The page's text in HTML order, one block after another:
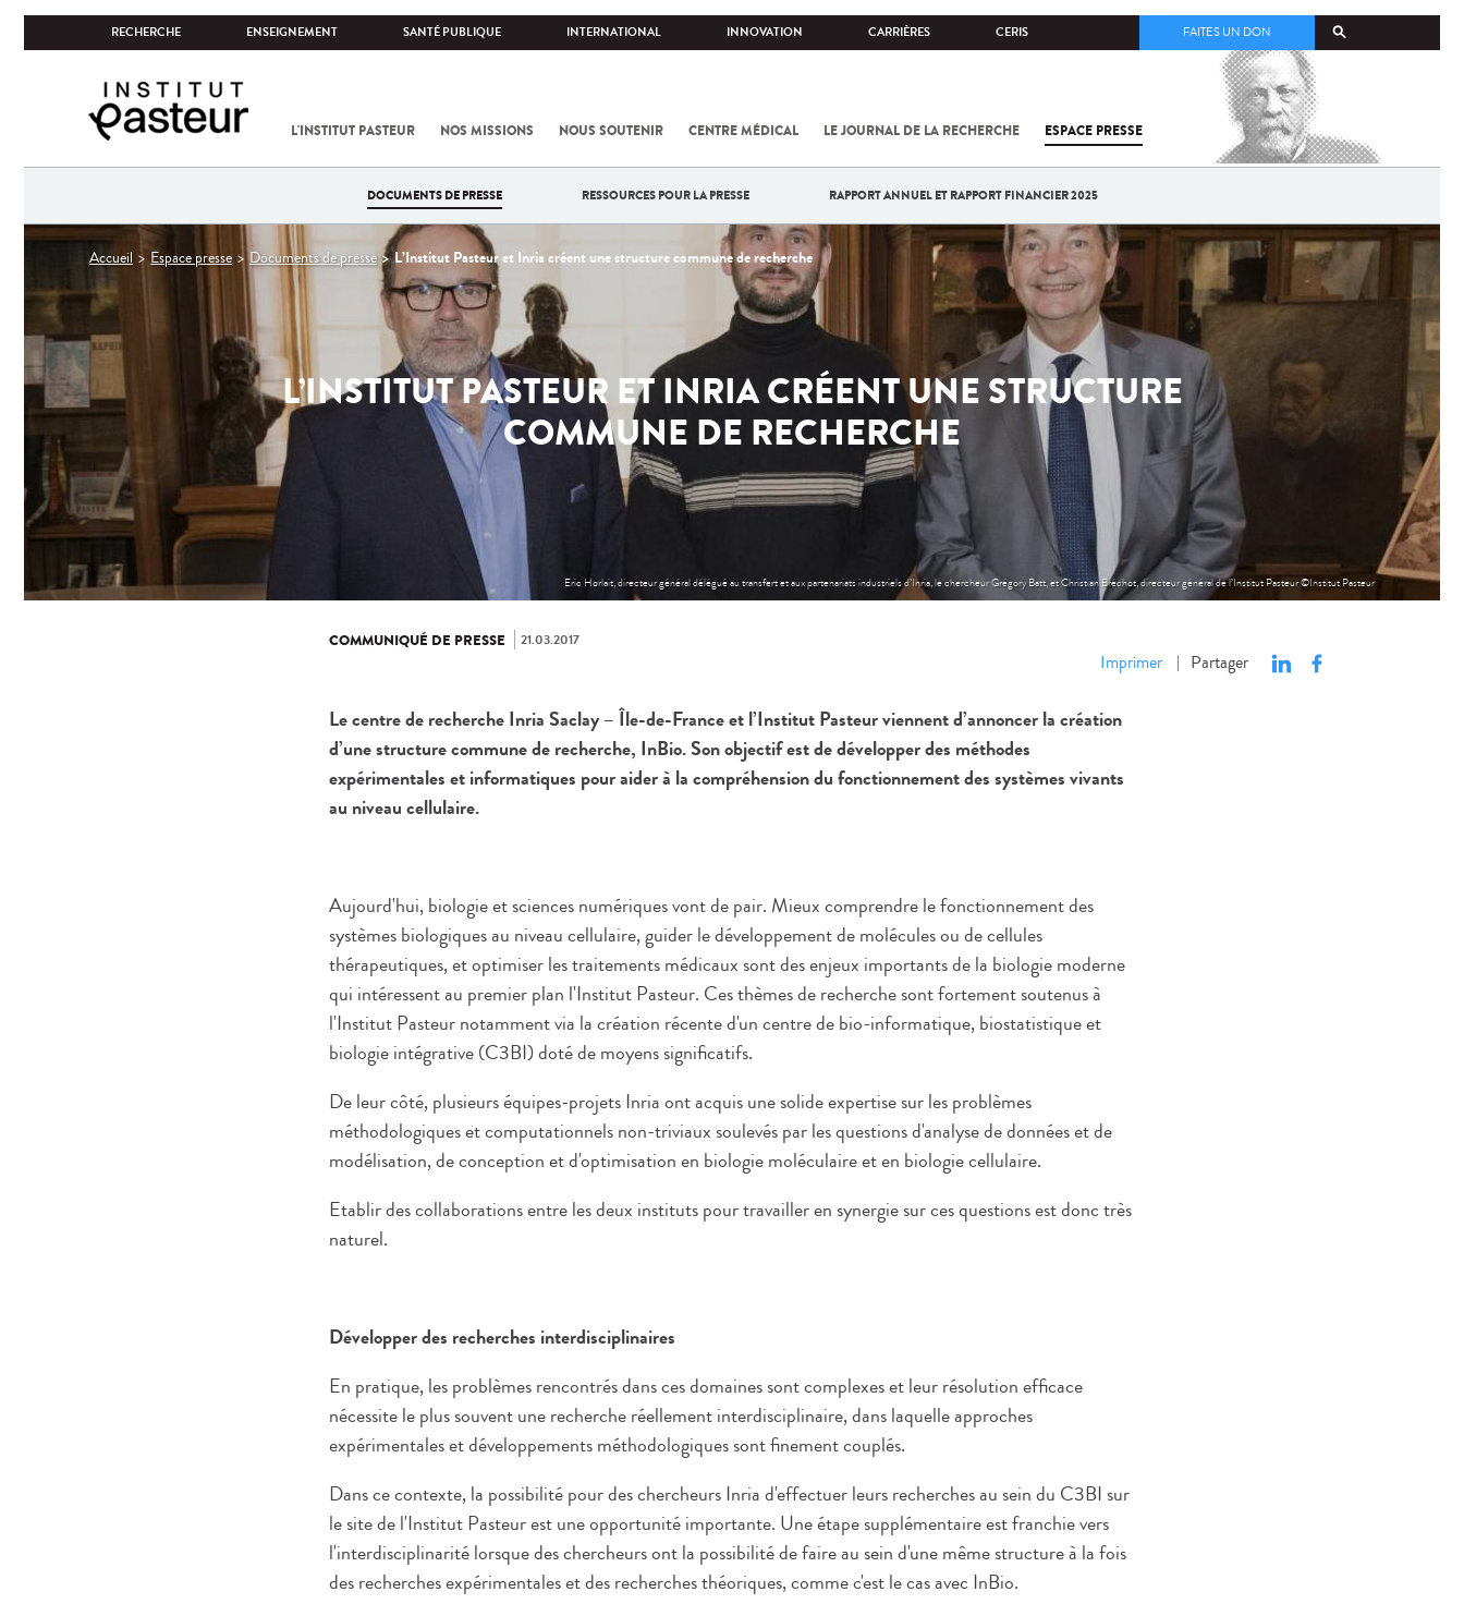
RECHERCHE ENSEIGNEMENT SANTÉ PUBLIQUE INTERNATIONAL INNOVATION CARRIÈRES CERIS FAITES UN DON
L'INSTITUT PASTEUR NOS MISSIONS NOUS SOUTENIR CENTRE MÉDICAL LE JOURNAL DE LA RECHERCHE ESPACE PRESSE
COV-2 /
L'INSTITUT
PASTEUR
DOCUMENTS DE PRESSE RESSOURCES POUR LA PRESSE RAPPORT ANNUEL ET RAPPORT FINANCIER 2025
Vous
êtes
ici
Accueil Espace presse Documents de presse L’Institut Pasteur et Inria créent une structure commune de recherche
L’INSTITUT PASTEUR ET INRIA CRÉENT UNE STRUCTURE
COMMUNE DE RECHERCHE
Eric Horlait, directeur général délégué au transfert et aux partenariats industriels d’Inria, le chercheur Grégory Batt, et Christian Bréchot, directeur général de l’Institut Pasteur ©Institut Pasteur
COMMUNIQUÉ DE PRESSE 21.03.2017
Imprimer | Partager
Le centre de recherche Inria Saclay – Île-de-France et l’Institut Pasteur viennent d’annoncer la création
d’une structure commune de recherche, InBio. Son objectif est de développer des méthodes
expérimentales et informatiques pour aider à la compréhension du fonctionnement des systèmes vivants
au niveau cellulaire.
Aujourd'hui, biologie et sciences numériques vont de pair. Mieux comprendre le fonctionnement des
systèmes biologiques au niveau cellulaire, guider le développement de molécules ou de cellules
thérapeutiques, et optimiser les traitements médicaux sont des enjeux importants de la biologie moderne
qui intéressent au premier plan l'Institut Pasteur. Ces thèmes de recherche sont fortement soutenus à
l'Institut Pasteur notamment via la création récente d'un centre de bio-informatique, biostatistique et
biologie intégrative (C3BI) doté de moyens significatifs.
De leur côté, plusieurs équipes-projets Inria ont acquis une solide expertise sur les problèmes
méthodologiques et computationnels non-triviaux soulevés par les questions d'analyse de données et de
modélisation, de conception et d'optimisation en biologie moléculaire et en biologie cellulaire.
Etablir des collaborations entre les deux instituts pour travailler en synergie sur ces questions est donc très
naturel.
Développer des recherches interdisciplinaires
En pratique, les problèmes rencontrés dans ces domaines sont complexes et leur résolution efficace
nécessite le plus souvent une recherche réellement interdisciplinaire, dans laquelle approches
expérimentales et développements méthodologiques sont finement couplés.
Dans ce contexte, la possibilité pour des chercheurs Inria d'effectuer leurs recherches au sein du C3BI sur
le site de l'Institut Pasteur est une opportunité importante. Une étape supplémentaire est franchie vers
l'interdisciplinarité lorsque des chercheurs ont la possibilité de faire au sein d'une même structure à la fois
des recherches expérimentales et des recherches théoriques, comme c'est le cas avec InBio.